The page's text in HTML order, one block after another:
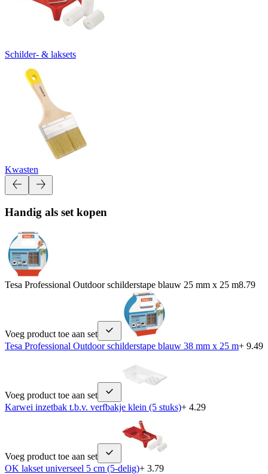
Schilder- & laksets
Kwasten
Handig als set kopen
Tesa Professional Outdoor schilderstape blauw 25 mm x 25 m8.79
Voeg product toe aan set
Tesa Professional Outdoor schilderstape blauw 38 mm x 25 m+ 9.49
Voeg product toe aan set
Karwei inzetbak t.b.v. verfbakje klein (5 stuks)+ 4.29
Voeg product toe aan set
OK lakset universeel 5 cm (5-delig)+ 3.79